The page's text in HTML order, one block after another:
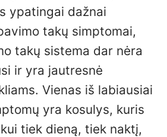
ypatingai dažnai
takų simptomai,
takų sistema dar nėra
ir yra jautresnė
Vienas iš labiausiai
yra kosulys, kuris
tiek dieną, tiek naktį,